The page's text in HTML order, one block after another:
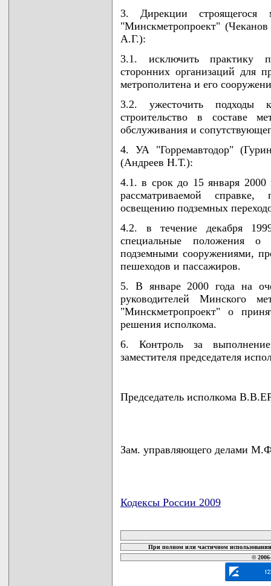
3. Дирекции
"Минскметропроект"
А.Г.):
3.1. исключить практику
сторонних организаций для
метрополитена и его
3.2. ужесточить подходы
строительство в составе
обслуживания и
4. УА "Горремавтодор"
(Андреев Н.Т.):
4.1. в срок до 15 января 2000
рассматриваемой
освещению подземных
4.2. в течение декабря
специальные положения о
подземными сооружениями,
пешеходов и пассажиров.
5. В январе 2000 года на
руководителей Минского
"Минскметропроект" о
решения исполкома.
6. Контроль за
заместителя председателя
Председатель исполкома
Зам. управляющего делами
Кодексы России 2009
При полном или частичном
©